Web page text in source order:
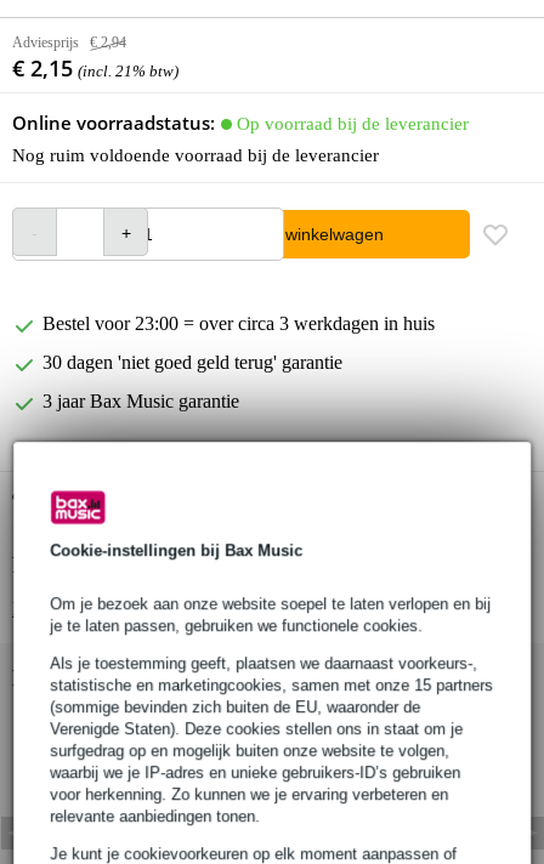
Cookie-instellingen bij Bax Music
Om je bezoek aan onze website soepel te laten verlopen en bij
je te laten passen, gebruiken we functionele cookies.
Als je toestemming geeft, plaatsen we daarnaast voorkeurs-,
statistische en marketingcookies, samen met onze 15 partners
(sommige bevinden zich buiten de EU, waaronder de
Verenigde Staten). Deze cookies stellen ons in staat om je
surfgedrag op en mogelijk buiten onze website te volgen,
waarbij we je IP-adres en unieke gebruikers-ID’s gebruiken
voor herkenning. Zo kunnen we je ervaring verbeteren en
relevante aanbiedingen tonen.
Je kunt je cookievoorkeuren op elk moment aanpassen of
Adviesprijs € 2,94
€ 2,15 (incl. 21% btw)
Online voorraadstatus:
Op voorraad bij de leverancier
Nog ruim voldoende voorraad bij de leverancier
In winkelwagen
Bestel voor 23:00 = over circa 3 werkdagen in huis
30 dagen 'niet goed geld terug' garantie
3 jaar Bax Music garantie
Gratis ophalen in de winkel
Productinformatie
Bekijk alle productspecificaties
Bekijk ook eens (2)